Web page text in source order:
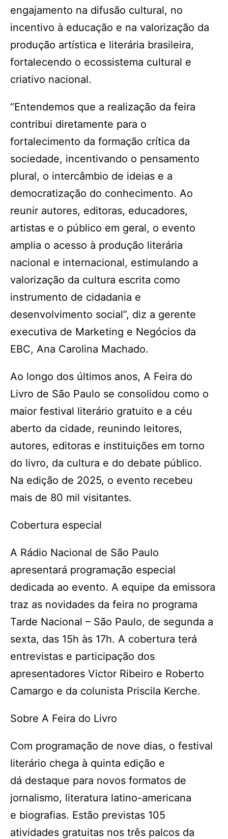
engajamento na difusão cultural, no
incentivo à educação e na valorização da
produção artística e literária brasileira,
fortalecendo o ecossistema cultural e
criativo nacional.
“Entendemos que a realização da feira
contribui diretamente para o
fortalecimento da formação crítica da
sociedade, incentivando o pensamento
plural, o intercâmbio de ideias e a
democratização do conhecimento. Ao
reunir autores, editoras, educadores,
artistas e o público em geral, o evento
amplia o acesso à produção literária
nacional e internacional, estimulando a
valorização da cultura escrita como
instrumento de cidadania e
desenvolvimento social”, diz a gerente
executiva de Marketing e Negócios da
EBC, Ana Carolina Machado.
Ao longo dos últimos anos, A Feira do
Livro de São Paulo se consolidou como o
maior festival literário gratuito e a céu
aberto da cidade, reunindo leitores,
autores, editoras e instituições em torno
do livro, da cultura e do debate público.
Na edição de 2025, o evento recebeu
mais de 80 mil visitantes.
Cobertura especial
A Rádio Nacional de São Paulo
apresentará programação especial
dedicada ao evento. A equipe da emissora
traz as novidades da feira no programa
Tarde Nacional – São Paulo, de segunda a
sexta, das 15h às 17h. A cobertura terá
entrevistas e participação dos
apresentadores Victor Ribeiro e Roberto
Camargo e da colunista Priscila Kerche.
Sobre A Feira do Livro
Com programação de nove dias, o festival
literário chega à quinta edição e
dá destaque para novos formatos de
jornalismo, literatura latino-americana
e biografias. Estão previstas 105
atividades gratuitas nos três palcos da